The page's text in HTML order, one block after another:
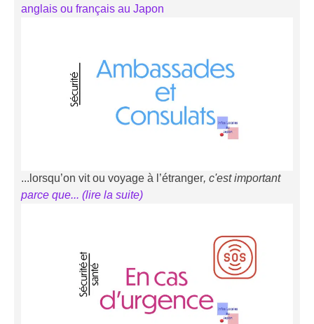
anglais ou français au Japon
...lorsqu’on vit ou voyage à l’étranger, c'est important
parce que... (lire la suite)